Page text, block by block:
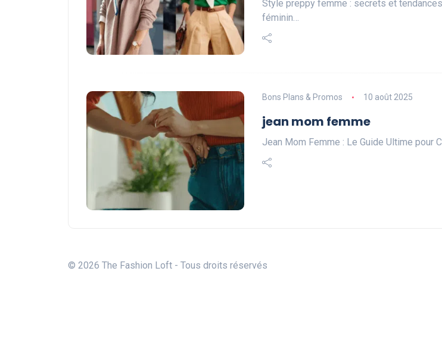
Style preppy femme : secrets et
féminin…
Bons Plans & Promos 10 août 2025
jean mom femme
Jean Mom Femme : Le Guide Ultime pour
© 2026 The Fashion Loft - Tous droits réservés